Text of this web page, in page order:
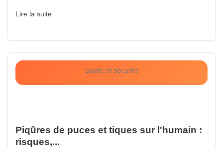
Lire la suite
Santé et sécurité
Piqûres de puces et tiques sur l'humain :
risques,...